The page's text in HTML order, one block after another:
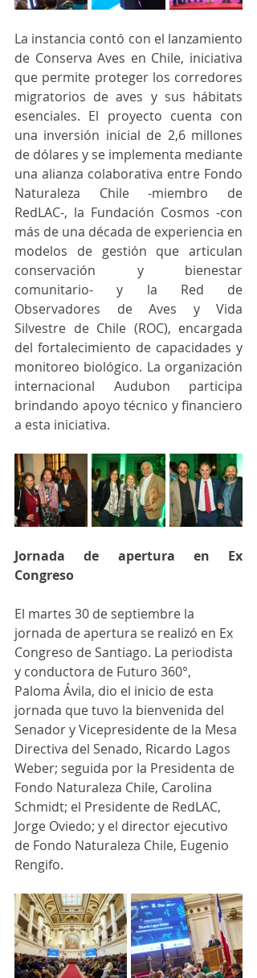
La instancia contó con el lanzamiento
de Conserva Aves en Chile, iniciativa
que permite proteger los corredores
migratorios de aves y sus hábitats
esenciales. El proyecto cuenta con
una inversión inicial de 2,6 millones
de dólares y se implementa mediante
una alianza colaborativa entre Fondo
Naturaleza Chile -miembro de
RedLAC-, la Fundación Cosmos -con
más de una década de experiencia en
modelos de gestión que articulan
conservación y bienestar
comunitario- y la Red de
Observadores de Aves y Vida
Silvestre de Chile (ROC), encargada
del fortalecimiento de capacidades y
monitoreo biológico. La organización
internacional Audubon participa
brindando apoyo técnico y financiero
a esta iniciativa.
Jornada de apertura en Ex
Congreso
El martes 30 de septiembre la
jornada de apertura se realizó en Ex
Congreso de Santiago. La periodista
y conductora de Futuro 360°,
Paloma Ávila, dio el inicio de esta
jornada que tuvo la bienvenida del
Senador y Vicepresidente de la Mesa
Directiva del Senado, Ricardo Lagos
Weber; seguida por la Presidenta de
Fondo Naturaleza Chile, Carolina
Schmidt; el Presidente de RedLAC,
Jorge Oviedo; y el director ejecutivo
de Fondo Naturaleza Chile, Eugenio
Rengifo.